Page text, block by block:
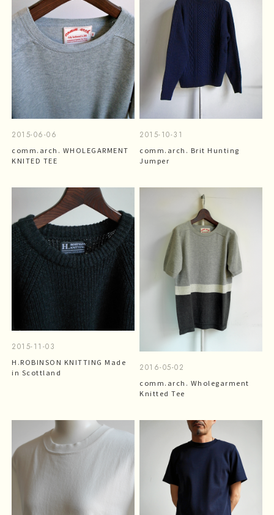
2015-06-06
comm.arch. WHOLEGARMENT
KNITED TEE
2015-10-31
comm.arch. Brit Hunting
Jumper
2015-11-03
H.ROBINSON KNITTING Made
in Scottland
2016-05-02
comm.arch. Wholegarment
Knitted Tee